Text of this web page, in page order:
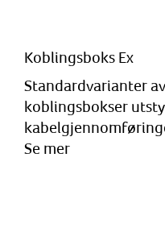
Koblingsboks Ex
Standardvarianter
koblingsbokser
Se mer